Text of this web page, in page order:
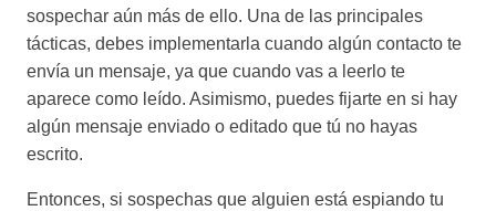
sospechar aún más de ello. Una de las principales
tácticas, debes implementarla cuando algún contacto te
envía un mensaje, ya que cuando vas a leerlo te
aparece como leído. Asimismo, puedes fijarte en si hay
algún mensaje enviado o editado que tú no hayas
escrito.
Entonces, si sospechas que alguien está espiando tu